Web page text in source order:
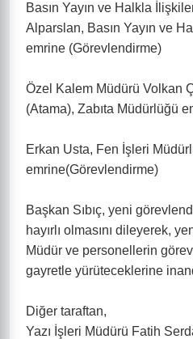
Basın Yayın ve Halkla
Alparslan, Basın Yayın ve
emrine (Görevlendirme)
Özel Kalem Müdürü Volkan
(Atama), Zabıta Müdürlüğü
Erkan Usta, Fen İşleri
emrine(Görevlendirme)
Başkan Sıbıç, yeni
hayırlı olmasını dileyerek,
Müdür ve personellerin
gayretle yürüteceklerine
Diğer taraftan,
Yazı İşleri Müdürü Fatih